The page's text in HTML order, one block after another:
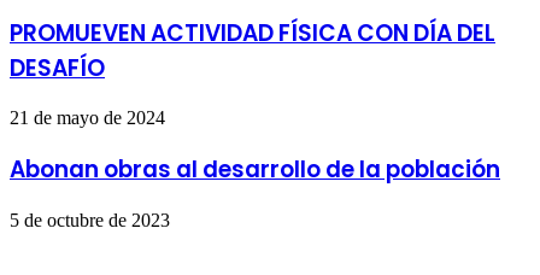
PROMUEVEN ACTIVIDAD FÍSICA CON DÍA DEL
DESAFÍO
21 de mayo de 2024
Abonan obras al desarrollo de la población
5 de octubre de 2023